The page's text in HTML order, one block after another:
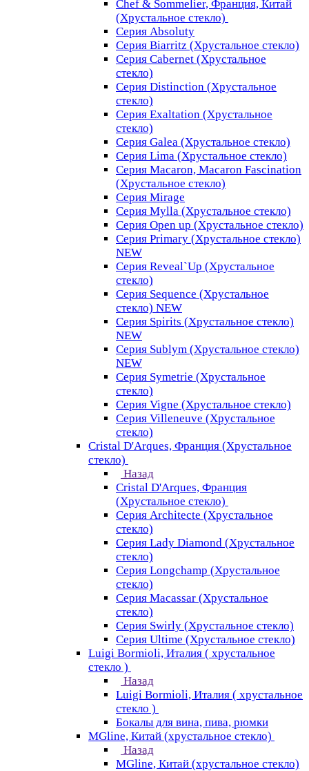
Chef & Sommelier, Франция, Китай
(Хрустальное стекло)
Серия Absoluty
Серия Biarritz (Хрустальное стекло)
Серия Cabernet (Хрустальное
стекло)
Серия Distinction (Хрустальное
стекло)
Серия Exaltation (Хрустальное
стекло)
Серия Galea (Хрустальное стекло)
Серия Lima (Хрустальное стекло)
Серия Macaron, Macaron Fascination
(Хрустальное стекло)
Серия Mirage
Серия Mylla (Хрустальное стекло)
Серия Open up (Хрустальное стекло)
Серия Primary (Хрустальное стекло)
NEW
Серия Reveal`Up (Хрустальное
стекло)
Серия Sequence (Хрустальное
стекло) NEW
Серия Spirits (Хрустальное стекло)
NEW
Серия Sublym (Хрустальное стекло)
NEW
Серия Symetrie (Хрустальное
стекло)
Серия Vigne (Хрустальное стекло)
Серия Villeneuve (Хрустальное
стекло)
Cristal D'Arques, Франция (Хрустальное
стекло)
Назад
Cristal D'Arques, Франция
(Хрустальное стекло)
Серия Architecte (Хрустальное
стекло)
Серия Lady Diamond (Хрустальное
стекло)
Серия Longchamp (Хрустальное
стекло)
Серия Macassar (Хрустальное
стекло)
Серия Swirly (Хрустальное стекло)
Серия Ultime (Хрустальное стекло)
Luigi Bormioli, Италия ( хрустальное
стекло )
Назад
Luigi Bormioli, Италия ( хрустальное
стекло )
Бокалы для вина, пива, рюмки
MGline, Китай (хрустальное стекло)
Назад
MGline, Китай (хрустальное стекло)